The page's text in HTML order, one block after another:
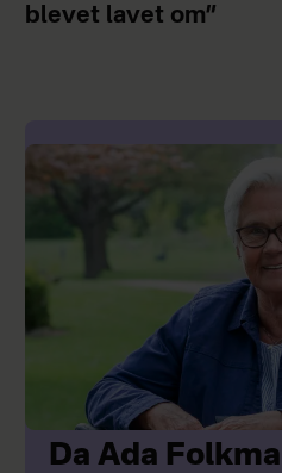
blevet lavet om”
Da Ada